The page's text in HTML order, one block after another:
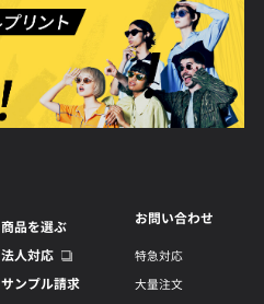
商品を選ぶ
法人対応
サンプル請求
お問い合わせ
特急対応
大量注文